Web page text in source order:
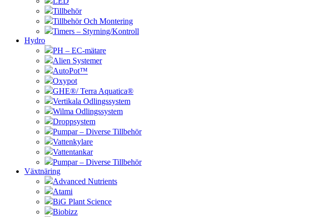
Tillbehör
Tillbehör Och Montering
Timers – Styrning/Kontroll
Hydro
PH – EC-mätare
Alien Systemer
AutoPot™
Oxypot
GHE®/ Terra Aquatica®
Vertikala Odlingssystem
Wilma Odlingssystem
Droppsystem
Pumpar – Diverse Tillbehör
Vattenkylare
Vattentankar
Pumpar – Diverse Tillbehör
Växtnäring
Advanced Nutrients
Atami
BiG Plant Science
Biobizz